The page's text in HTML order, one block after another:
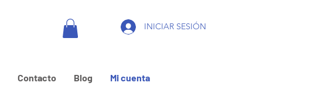
INICIAR SESIÓN
Contacto Blog Mi cuenta